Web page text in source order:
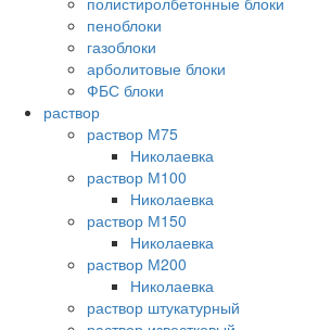
пеноблоки
газоблоки
арболитовые блоки
ФБС блоки
раствор
раствор М75
Николаевка
раствор М100
Николаевка
раствор М150
Николаевка
раствор М200
Николаевка
раствор штукатурный